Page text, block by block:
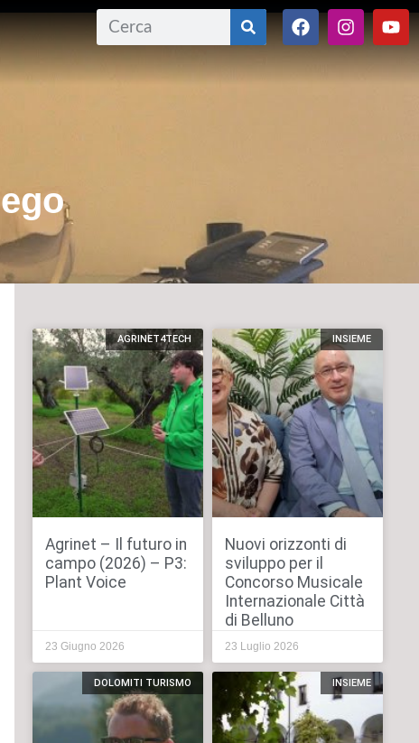
AGRINET4TECH
Agrinet – Il futuro in
campo (2026) – P3:
Plant Voice
23 Giugno 2026
INSIEME
Nuovi orizzonti di
sviluppo per il
Concorso Musicale
Internazionale Città
di Belluno
23 Luglio 2026
DOLOMITI TURISMO INSIEME